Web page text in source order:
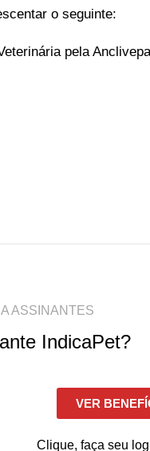
o seguinte:
pela
ASSINANTES
IndicaPet?
VER
Clique, faça seu